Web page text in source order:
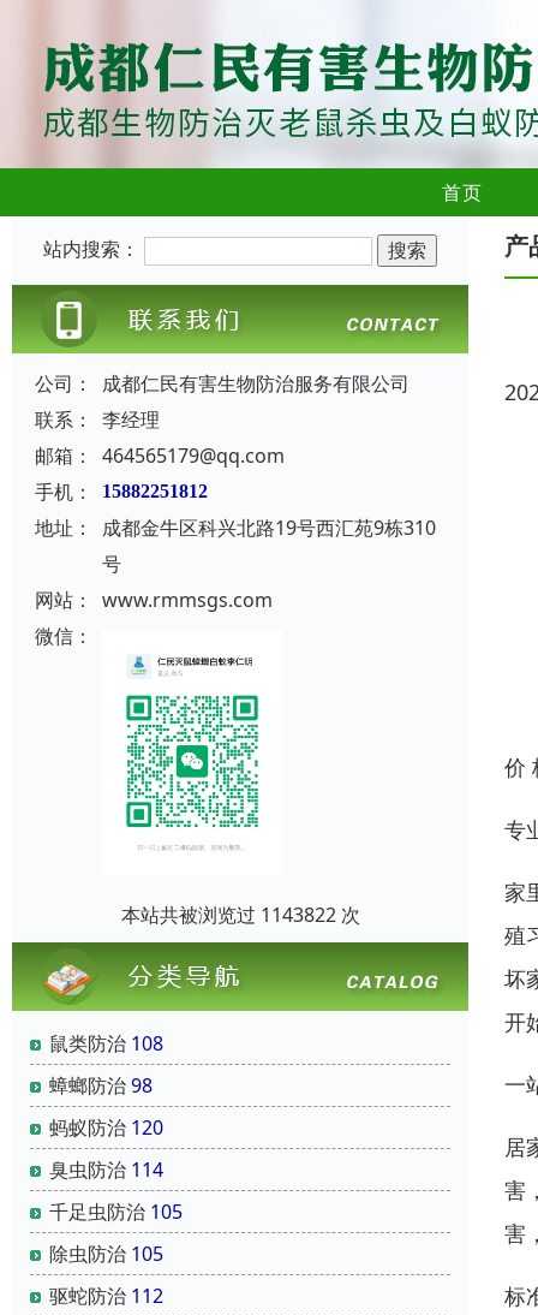
首页
站内搜索：
公司：
成都仁民有害生物防治服务有限公司
联系：
李经理
邮箱：
464565179@qq.com
手机：
15882251812
地址：
成都金牛区科兴北路19号西汇苑9栋310
号
网站：
www.rmmsgs.com
微信：
本站共被浏览过 1143822 次
鼠类防治 108
蟑螂防治98
蚂蚁防治 120
臭虫防治 114
千足虫防治 105
除虫防治 105
驱蛇防治 112
产
价
专
家
殖
坏
开
一
居
害
害
标